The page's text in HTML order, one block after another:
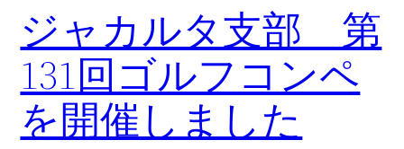
ジャカルタ支部 第
131回ゴルフコンペ
を開催しました